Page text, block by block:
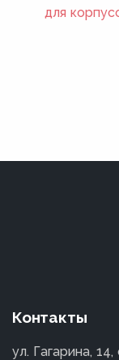
для
Контакты
ул. Гагарина,